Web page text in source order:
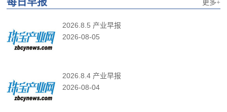
更多+
2026.8.5 产业早报
2026-08-05
2026.8.4 产业早报
2026-08-04